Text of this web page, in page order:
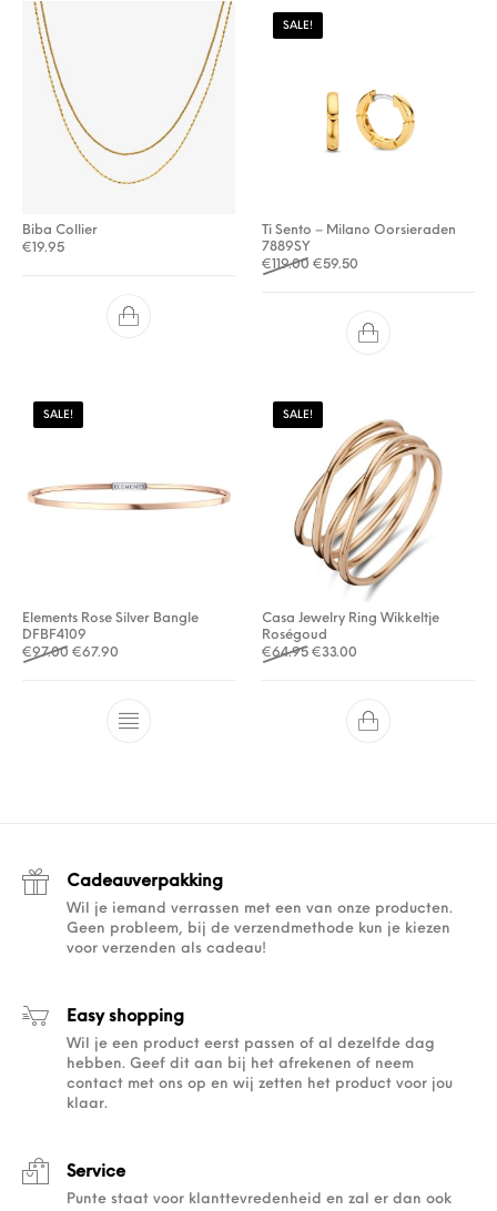
Biba Collier
€19.95
SALE!
Ti Sento – Milano Oorsieraden
7889SY
€119.00 Oorspronkelijke prijs was:
€59.50
SALE!
Elements Rose Silver Bangle
DFBF4109
€97.00 Oorspronkelijke prijs was: €97.00.
€67.90 Huidige prijs is: €67.90.
SALE!
Casa Jewelry Ring Wikkeltje
Roségoud
€64.95 Oorspronkelijke prijs was:
€33.00
Cadeauverpakking
Wil je iemand verrassen met een van onze producten.
Geen probleem, bij de verzendmethode kun je kiezen
voor verzenden als cadeau!
Easy shopping
Wil je een product eerst passen of al dezelfde dag
hebben. Geef dit aan bij het afrekenen of neem
contact met ons op en wij zetten het product voor jou
klaar.
Service
Punte staat voor klanttevredenheid en zal er dan ook